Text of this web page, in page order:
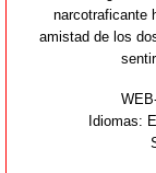
narcotraficante
amistad de los
Idiomas: